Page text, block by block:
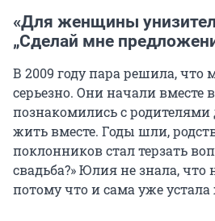
«Для женщины
„Сделай мне
В 2009 году пара решила, что
серьезно. Они начали вместе
познакомились с родителями
жить вместе. Годы шли,
поклонников стал терзать
свадьба?» Юлия не знала, что
потому что и сама уже устала